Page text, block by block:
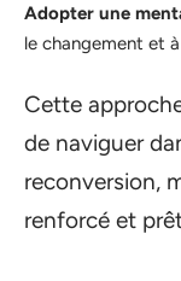
Adopter une
le changement et
Cette
de naviguer
reconversion,
renforcé et